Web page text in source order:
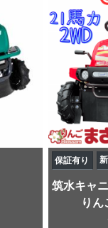
保証有り
筑水キャ
り